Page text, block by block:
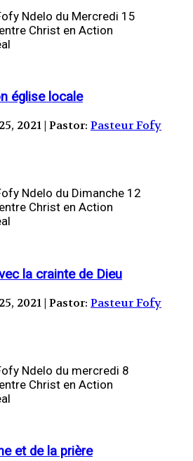
Ndelo du Mercredi 15
Christ en Action
église locale
2021 | Pastor: Pasteur Fofy
Ndelo du Dimanche 12
Christ en Action
la crainte de Dieu
2021 | Pastor: Pasteur Fofy
Ndelo du mercredi 8
Christ en Action
et de la prière